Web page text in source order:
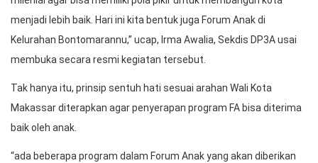
menjadi lebih baik. Hari ini kita bentuk juga Forum Anak di
Kelurahan Bontomarannu,” ucap, Irma Awalia, Sekdis DP3A usai
membuka secara resmi kegiatan tersebut.
Tak hanya itu, prinsip sentuh hati sesuai arahan Wali Kota
Makassar diterapkan agar penyerapan program FA bisa diterima
baik oleh anak.
“ada beberapa program dalam Forum Anak yang akan diberikan